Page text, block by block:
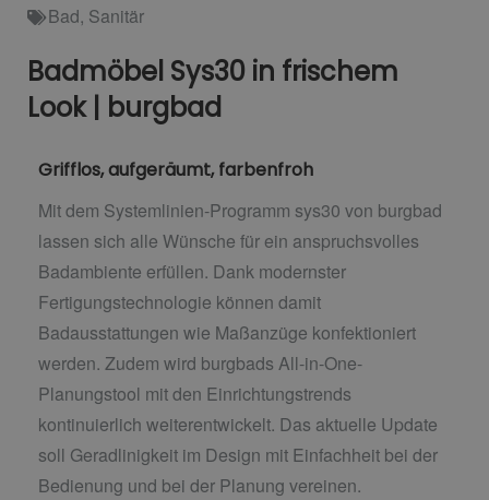
Bad, Sanitär
Badmöbel Sys30 in frischem
Look | burgbad
Grifflos, aufgeräumt, farbenfroh
Mit dem Systemlinien-Programm sys30 von burgbad
lassen sich alle Wünsche für ein anspruchsvolles
Badambiente erfüllen. Dank modernster
Fertigungstechnologie können damit
Badausstattungen wie Maßanzüge konfektioniert
werden. Zudem wird burgbads All-in-One-
Planungstool mit den Einrichtungstrends
kontinuierlich weiterentwickelt. Das aktuelle Update
soll Geradlinigkeit im Design mit Einfachheit bei der
Bedienung und bei der Planung vereinen.